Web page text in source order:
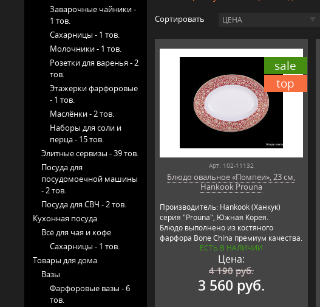
Заварочные чайники -
1 тов.
Сахарницы - 1 тов.
Молочники - 1 тов.
Розетки для варенья -2
тов.
Этажерки фарфоровые
- 1 тов.
Маслёнки -2 тов.
Наборы для соли и
перца - 15 тов.
Элитные сервизы -39 тов.
Посуда для
посудомоечной машины
-2 тов.
Посуда для СВЧ -2 тов.
Кухонная посуда
Всё для чая и кофе
Сахарницы - 1 тов.
Товары для дома
Вазы
Фарфоровые вазы -6
тов.
Сортировать ЦЕНА
sale
top
Арт: 102-11132
Блюдо овальное «Помпеи», 23 см,
Hankook Prouna
Производитель: Hankook (Ханкук)
серия "Prouna", Южная Корея.
Блюдо выполнено из костяного
фарфора Bone China премиум качества.
ЕСТЬ В НАЛИЧИИ
Цена:
4 190руб.
3 560 руб.